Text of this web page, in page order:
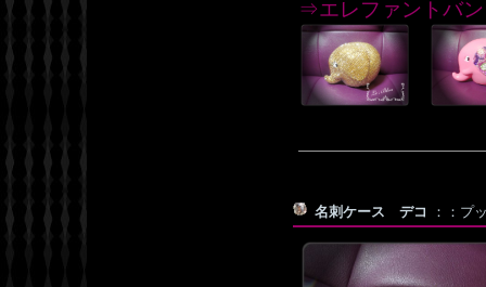
⇒エレファントバ
名刺ケース デコ ：：プ